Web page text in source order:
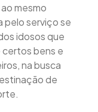
mesmo
pelo serviço se
idosos que
certos bens e
na busca
de